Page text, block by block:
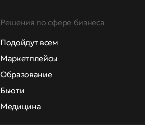
Решения по сфере бизнеса
Подойдут всем
Маркетплейсы
Образование
Бьюти
Медицина